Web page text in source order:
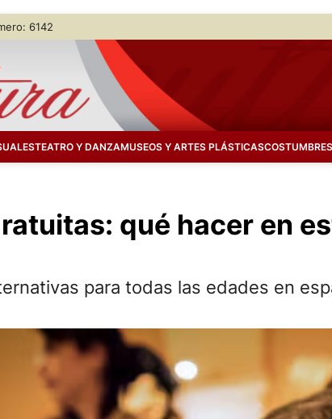
6142
TEATRO Y DANZAMUSEOS Y ARTES PLÁSTICAS
qué hacer en
para todas las edades en